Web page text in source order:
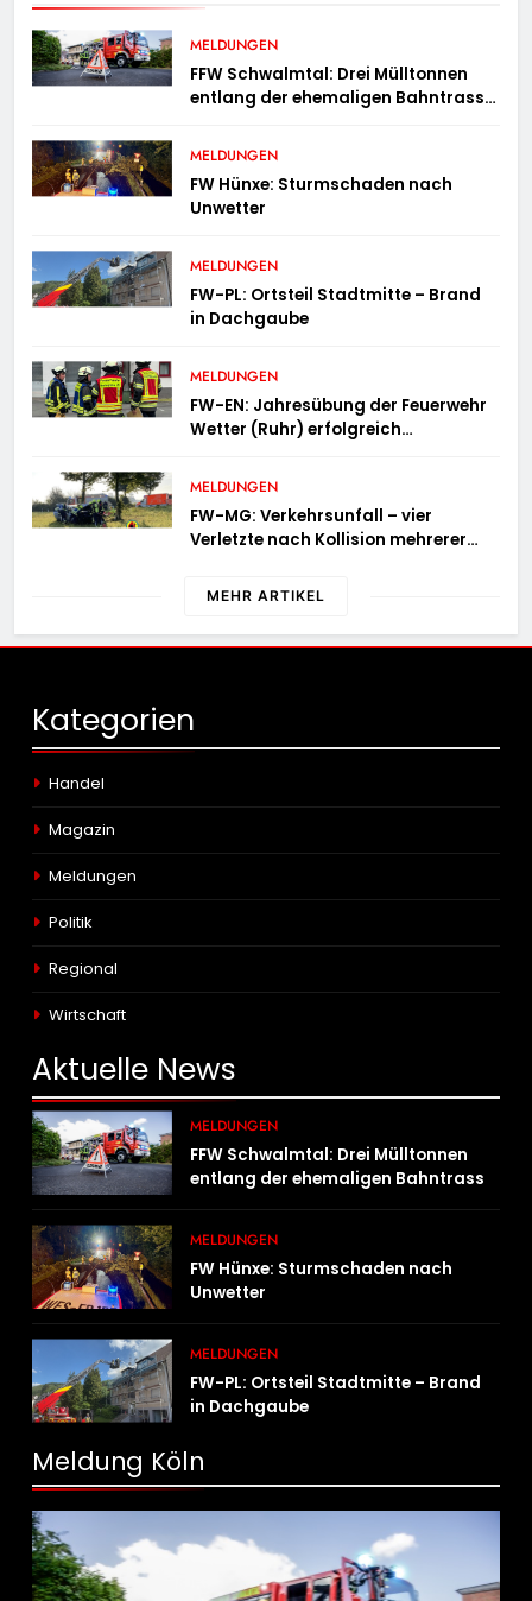
MELDUNGEN
FFW Schwalmtal: Drei Mülltonnen
entlang der ehemaligen Bahntrasse
MELDUNGEN
FW Hünxe: Sturmschaden nach
Unwetter
MELDUNGEN
FW-PL: Ortsteil Stadtmitte – Brand
in Dachgaube
MELDUNGEN
FW-EN: Jahresübung der Feuerwehr
Wetter (Ruhr) erfolgreich
MELDUNGEN
FW-MG: Verkehrsunfall – vier
Verletzte nach Kollision mehrerer
MEHR ARTIKEL
Kategorien
Handel
Magazin
Meldungen
Politik
Regional
Wirtschaft
Aktuelle News
MELDUNGEN
FFW Schwalmtal: Drei Mülltonnen
entlang der ehemaligen Bahntrasse
MELDUNGEN
FW Hünxe: Sturmschaden nach
Unwetter
MELDUNGEN
FW-PL: Ortsteil Stadtmitte – Brand
in Dachgaube
Meldung Köln